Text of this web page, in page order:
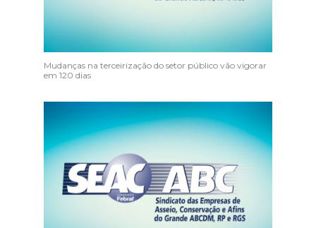
Mudanças na terceirização do setor público vão vigorar
em 120 dias